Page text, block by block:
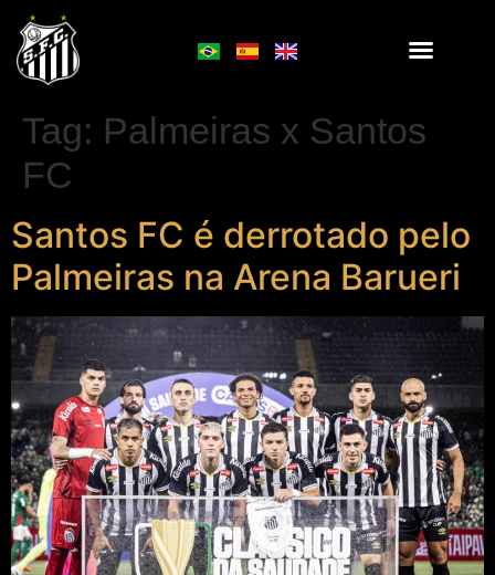
Tag: Palmeiras x Santos
FC
Santos FC é derrotado pelo
Palmeiras na Arena Barueri